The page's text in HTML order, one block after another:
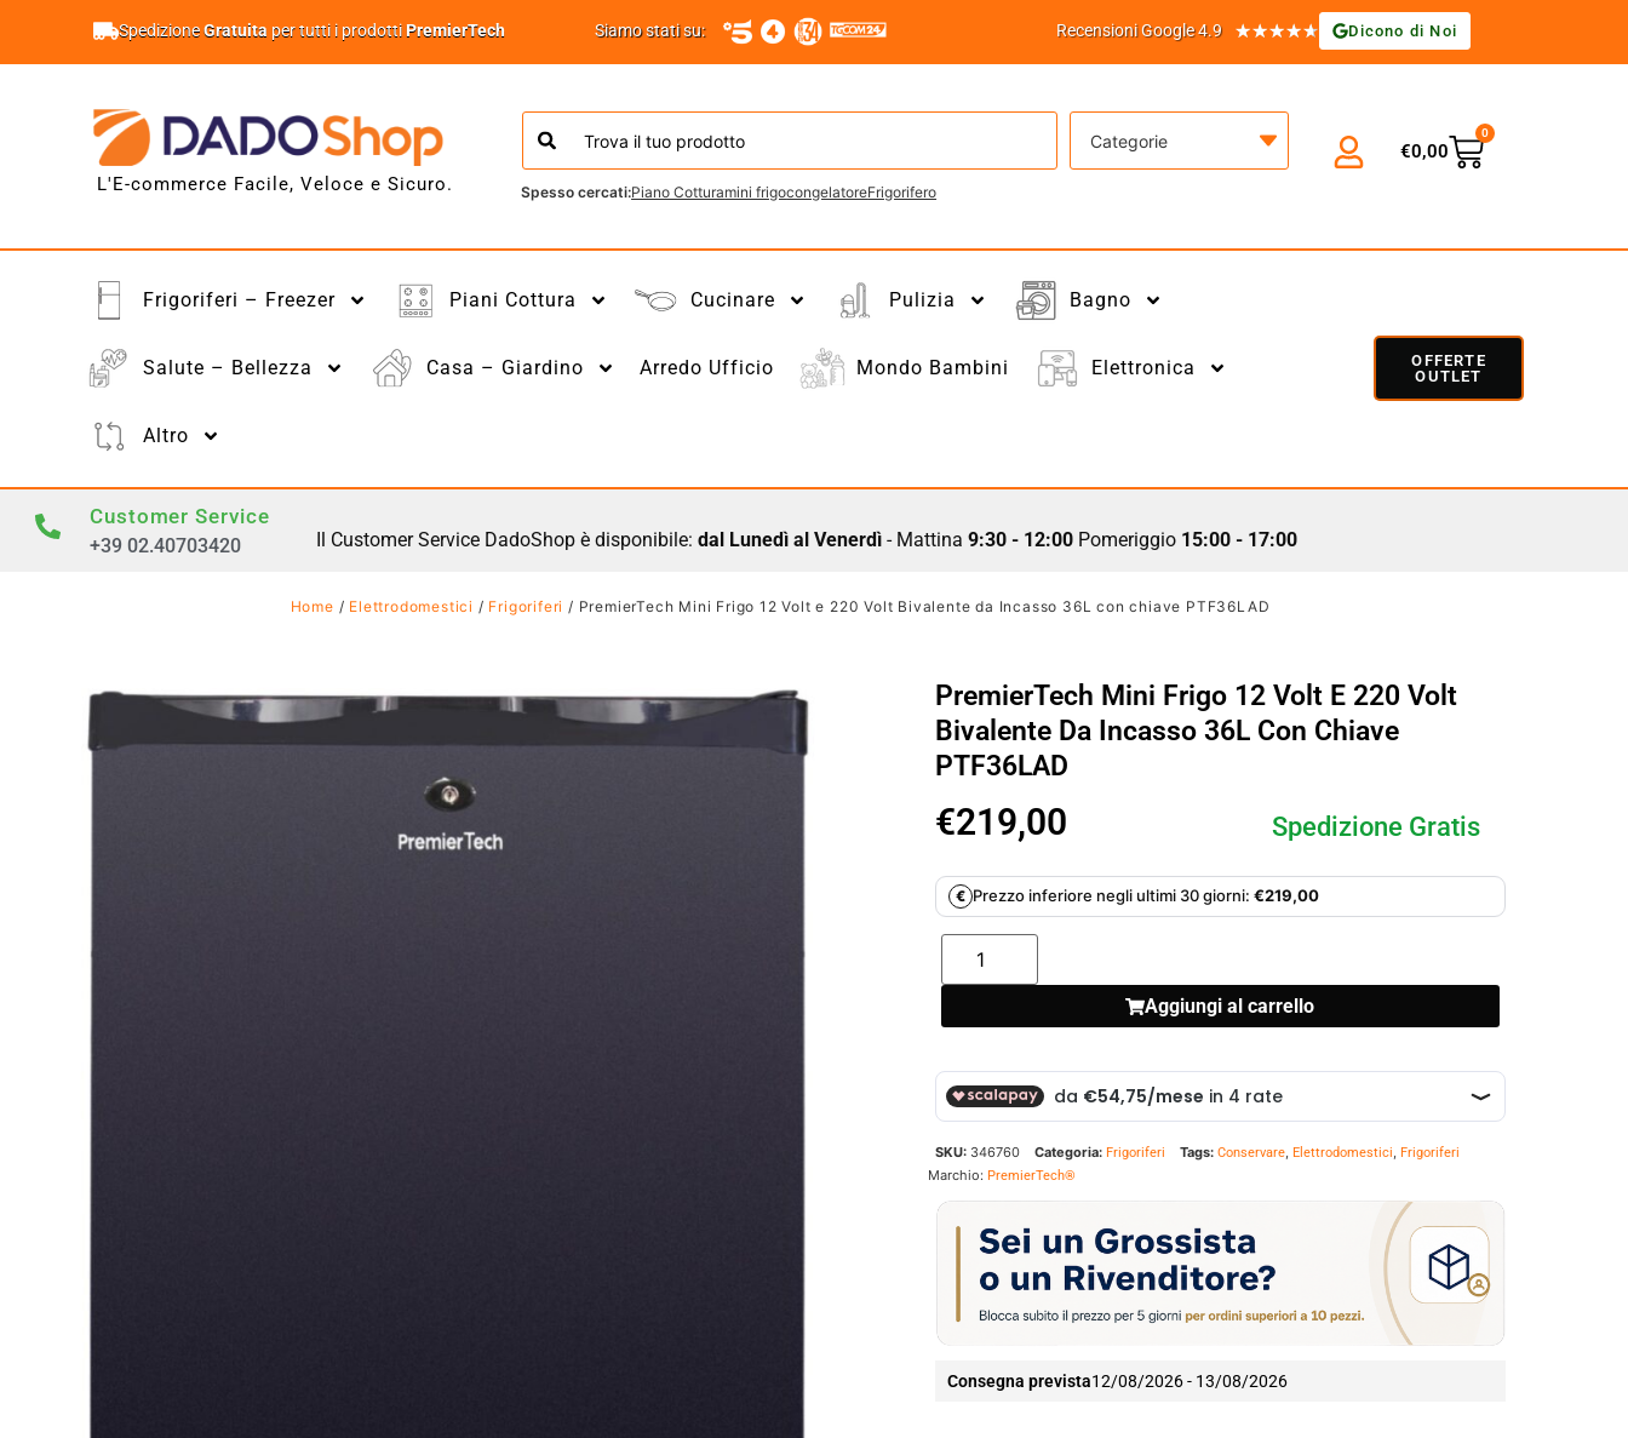
SpedizioneGratuita per tutti i prodottiPremierTech Siamo stati su: Recensioni Google 4.9 ★★★★★ Dicono di Noi
L'E-commerce Facile, Veloce e Sicuro.
Categorie
Spesso cercati:Piano Cotturamini frigocongelatoreFrigorifero
€0,00
0
Frigoriferi – Freezer Piani Cottura Cucinare Pulizia Bagno
Salute – Bellezza Casa – Giardino Arredo Ufficio Mondo Bambini Elettronica
Altro
OFFERTE
OUTLET
Customer Service
+39 02.40703420 Il Customer Service DadoShop è disponibile: dal Lunedì al Venerdì- Mattina 9:30 - 12:00Pomeriggio 15:00 - 17:00
Home / Elettrodomestici / Frigoriferi / PremierTech Mini Frigo 12 Volt e 220 Volt Bivalente da Incasso 36L con chiave PTF36LAD
PremierTech Mini Frigo 12 Volt E 220 Volt
Bivalente Da Incasso 36L Con Chiave
PTF36LAD
€219,00 Spedizione Gratis
€ Prezzo inferiore negli ultimi 30 giorni: €219,00
Aggiungi al carrello
SKU: 346760 Categoria: Frigoriferi Tags: Conservare, Elettrodomestici, Frigoriferi
Marchio: PremierTech®
Consegna prevista12/08/2026 - 13/08/2026